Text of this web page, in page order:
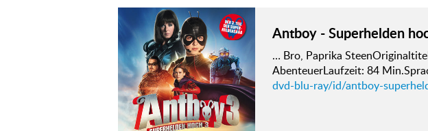
Antboy - Superhelden
… Bro, Paprika
AbenteuerLaufzeit: 84
dvd-blu-ray/id/antboy-